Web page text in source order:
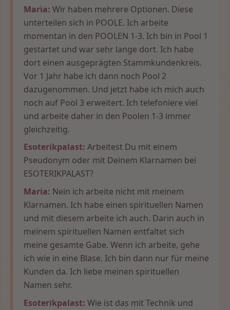
Maria: Wir haben mehrere Optionen. Diese
unterteilen sich in POOLE. Ich arbeite
momentan in den POOLEN 1-3. Ich bin in Pool 1
gestartet und war sehr lange dort. Ich habe
dort einen ausgeprägten Stammkundenkreis.
Vor 1 Jahr habe ich dann noch Pool 2
dazugenommen. Und jetzt habe ich mich auch
noch auf Pool 3 erweitert. Ich telefoniere viel
und arbeite daher in den Poolen 1-3 immer
gleichzeitig.
Esoterikpalast: Arbeitest Du mit einem
Pseudonym oder mit Deinem Klarnamen bei
ESOTERIKPALAST?
Maria: Nein ich arbeite nicht mit meinem
Klarnamen. Ich habe einen spirituellen Namen
und mit diesem arbeite ich auch. Darin auch in
meinem spirituellen Namen entfaltet sich
meine gesamte Gabe. Wenn ich arbeite, gehe
ich wie in eine Blase. Ich bin dann nur für meine
Kunden da. Ich liebe meinen spirituellen
Namen sehr.
Esoterikpalast: Wie ist das mit Technik und